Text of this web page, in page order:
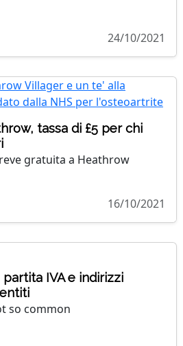
24/10/2021
tassa di £5 per chi
gratuita a Heathrow
16/10/2021
IVA e indirizzi
so common